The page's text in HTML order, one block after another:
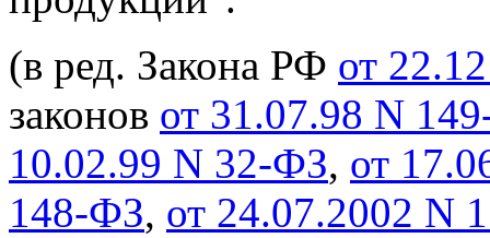
(в ред. Закона РФ от
законов от 31.07.98 N
10.02.99 N 32-ФЗ, от
148-ФЗ, от 24.07.2002 N